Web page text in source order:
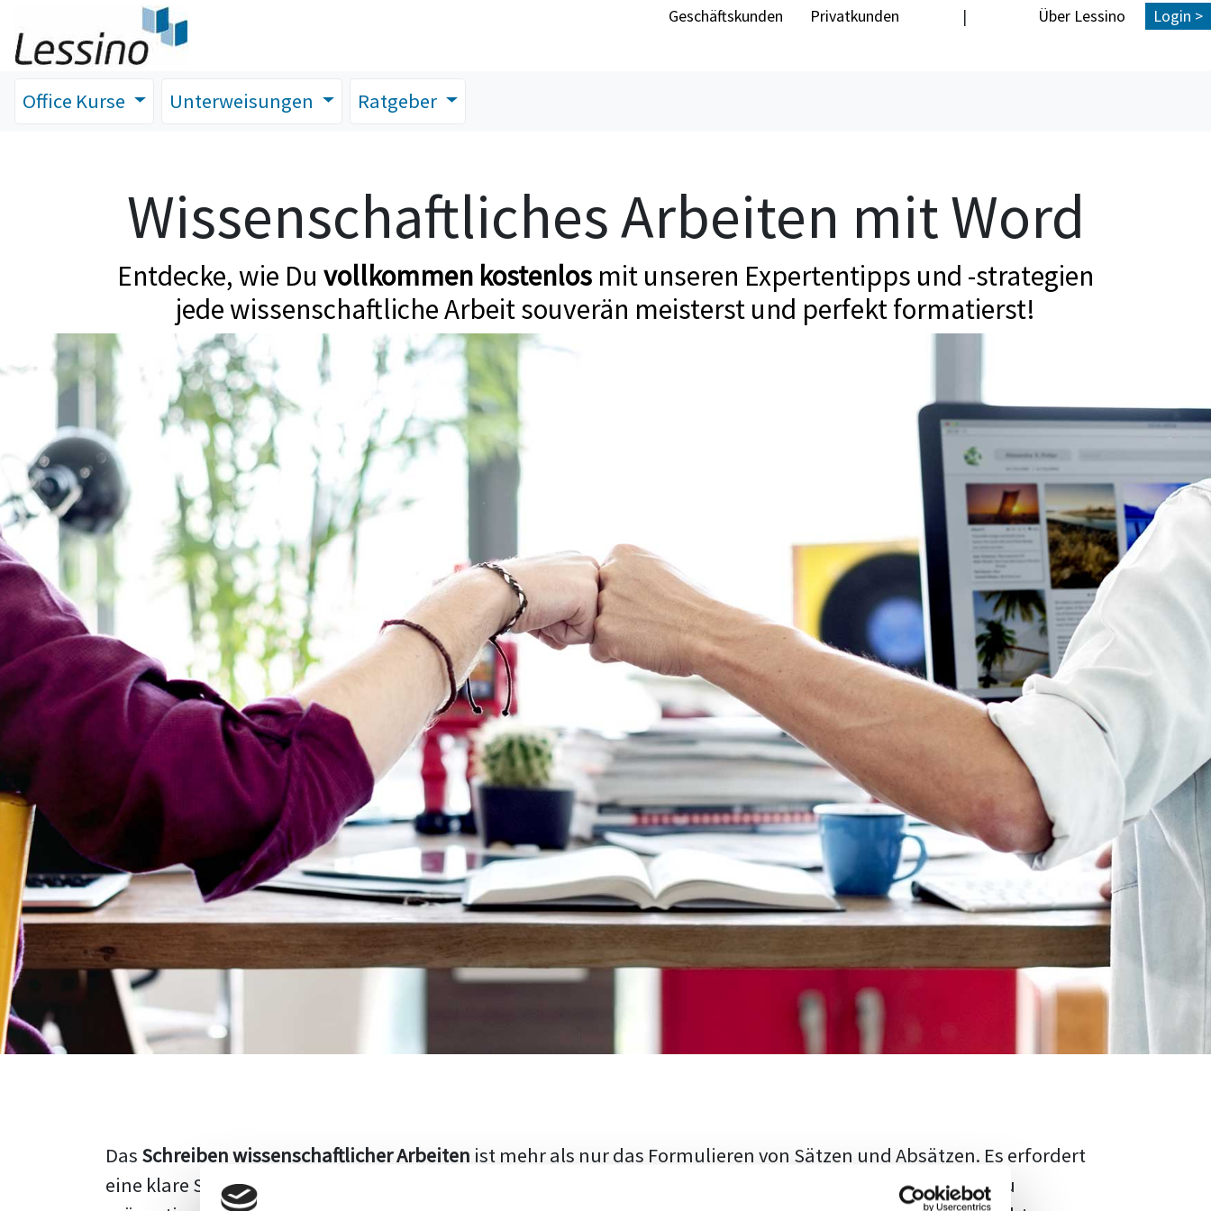
Geschäftskunden Privatkunden | Über Lessino Login >
Office Kurse Unterweisungen Ratgeber
Wissenschaftliches Arbeiten mit Word
Entdecke, wie Du vollkommen kostenlos mit unseren Expertentipps und -strategien
jede wissenschaftliche Arbeit souverän meisterst und perfekt formatierst!
Das Schreiben wissenschaftlicher Arbeiten ist mehr als nur das Formulieren von Sätzen und Absätzen. Es erfordert
eine klare Struktur, einen logischen Aufbau und die Fähigkeit, den aktuellen Forschungsstand adäquat zu